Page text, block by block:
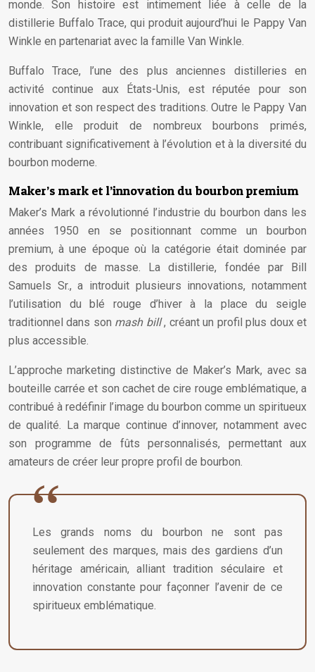
monde. Son histoire est intimement liée à celle de la
distillerie Buffalo Trace, qui produit aujourd’hui le Pappy Van
Winkle en partenariat avec la famille Van Winkle.
Buffalo Trace, l’une des plus anciennes distilleries en
activité continue aux États-Unis, est réputée pour son
innovation et son respect des traditions. Outre le Pappy Van
Winkle, elle produit de nombreux bourbons primés,
contribuant significativement à l’évolution et à la diversité du
bourbon moderne.
Maker’s mark et l’innovation du bourbon premium
Maker’s Mark a révolutionné l’industrie du bourbon dans les
années 1950 en se positionnant comme un bourbon
premium, à une époque où la catégorie était dominée par
des produits de masse. La distillerie, fondée par Bill
Samuels Sr., a introduit plusieurs innovations, notamment
l’utilisation du blé rouge d’hiver à la place du seigle
traditionnel dans son mash bill, créant un profil plus doux et
plus accessible.
L’approche marketing distinctive de Maker’s Mark, avec sa
bouteille carrée et son cachet de cire rouge emblématique, a
contribué à redéfinir l’image du bourbon comme un spiritueux
de qualité. La marque continue d’innover, notamment avec
son programme de fûts personnalisés, permettant aux
amateurs de créer leur propre profil de bourbon.
Les grands noms du bourbon ne sont pas
seulement des marques, mais des gardiens d’un
héritage américain, alliant tradition séculaire et
innovation constante pour façonner l’avenir de ce
spiritueux emblématique.